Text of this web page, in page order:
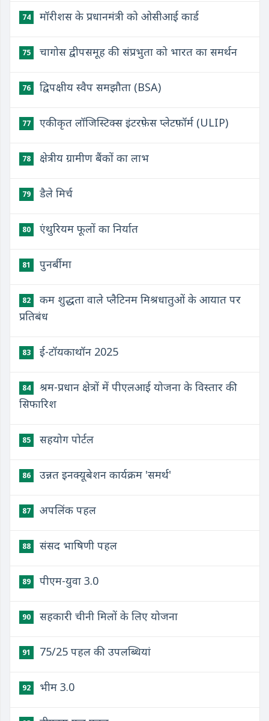
74 ​मॉरीशस के प्रधानमंत्री को ओसीआई कार्ड
75 ​चागोस द्वीपसमूह की संप्रभुता को भारत का समर्थन
76 ​द्विपक्षीय स्वैप समझौता (BSA)
77 एकीकृत लॉजिस्टिक्स इंटरफ़ेस प्लेटफ़ॉर्म (ULIP)
78 ​क्षेत्रीय ग्रामीण बैंकों का लाभ
79 ​डैले मिर्च
80 ​एंथुरियम फूलों का निर्यात
81 ​पुनर्बीमा
82
​कम शुद्धता वाले प्लैटिनम मिश्रधातुओं के आयात पर
प्रतिबंध
83 ​ई-टॉयकाथॉन 2025
84
श्रम-प्रधान क्षेत्रों में पीएलआई योजना के विस्तार की
सिफारिश
85 ​सहयोग पोर्टल
86 उन्नत इनक्यूबेशन कार्यक्रम 'समर्थ'
87 ​अपलिंक पहल
88 ​संसद भाषिणी पहल
89 ​पीएम-युवा 3.0
90 ​सहकारी चीनी मिलों के लिए योजना
91 ​75/25 पहल की उपलब्धियां
92 ​भीम 3.0